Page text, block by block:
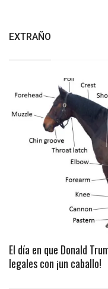
EXTRAÑO
El día en que Donald
legales con ¡un caballo!